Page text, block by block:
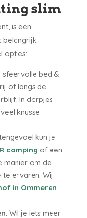
slim
is een
belangrijk.
opties:
sfeervolle bed &
of langs de
In dorpjes
knusse
kun je
camping of een
manier om de
te ervaren. Wij
in Ommeren
: Wil je iets meer